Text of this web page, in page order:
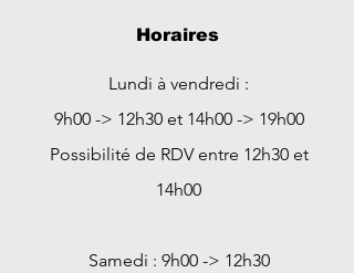
Horaires
Lundi à vendredi :
9h00 -> 12h30 et 14h00 -> 19h00
Possibilité de RDV entre 12h30 et
14h00
Samedi : 9h00 -> 12h30